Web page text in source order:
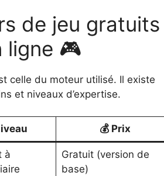
de jeu gratuits
ligne 🎮
celle du moteur utilisé. Il existe
et niveaux d’expertise.
💰 Prix
à
Gratuit (version de
base)